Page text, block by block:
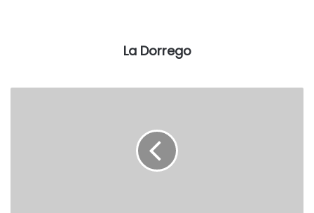
de realizar la obra en la pared que linda a la playa de
La Dorrego